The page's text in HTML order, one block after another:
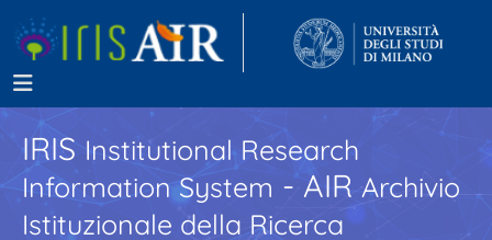
IRISInstitutional Research
Information System - AIR Archivio
Istituzionale della Ricerca